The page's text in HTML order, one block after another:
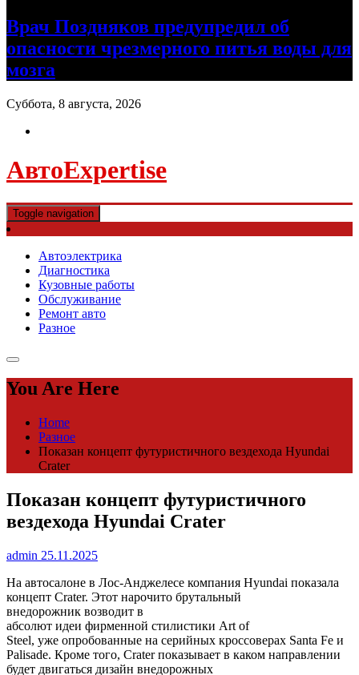
Врач Поздняков предупредил об
опасности чрезмерного питья воды для
мозга
Суббота, 8 августа, 2026
АвтоExpertise
Toggle navigation
Автоэлектрика
Диагностика
Кузовные работы
Обслуживание
Ремонт авто
Разное
You Are Here
Home
Разное
Показан концепт футуристичного вездехода Hyundai
Crater
Показан концепт футуристичного
вездехода Hyundai Crater
admin 25.11.2025
На автосалоне в Лос-Анджелесе компания Hyundai показала
концепт Crater. Этот нарочито брутальный
внедорожник возводит в
абсолют идеи фирменной стилистики Art of
Steel, уже опробованные на серийных кроссоверах Santa Fe и
Palisade. Кроме того, Crater показывает в каком направлении
будет двигаться дизайн внедорожных